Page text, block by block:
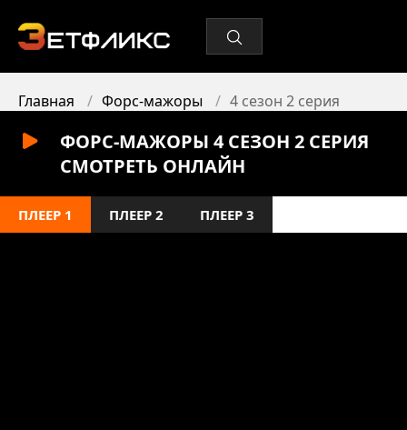
Главная Форс-мажоры 4 сезон 2 серия
ФОРС-МАЖОРЫ 4 СЕЗОН 2 СЕРИЯ
СМОТРЕТЬ ОНЛАЙН
ПЛЕЕР 1 ПЛЕЕР 2 ПЛЕЕР 3